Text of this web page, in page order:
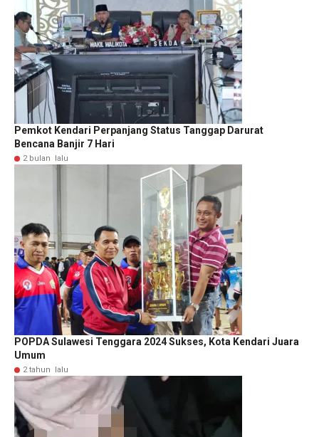
Pemkot Kendari Perpanjang Status Tanggap Darurat
Bencana Banjir 7 Hari
2 bulan lalu
POPDA Sulawesi Tenggara 2024 Sukses, Kota Kendari Juara
Umum
2 tahun lalu